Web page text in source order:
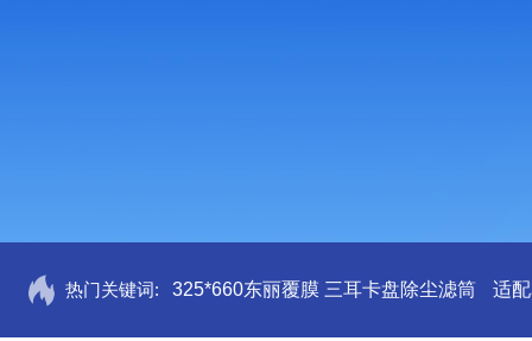
热门关键词: 325*660东丽覆膜 三耳卡盘除尘滤筒 适